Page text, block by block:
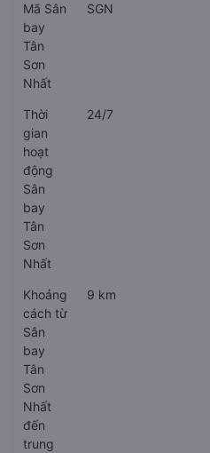
Mã Sân
bay
Tân
Sơn
Nhất
SGN
Thời
gian
hoạt
động
Sân
bay
Tân
Sơn
Nhất
24/7
Khoảng
cách từ
Sân
bay
Tân
Sơn
Nhất
đến
trung
9 km